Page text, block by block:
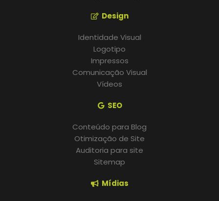
Design
Identidade Visual
Logotipo
Impressos
Comunicação Visual
Vídeos
SEO
Conteúdo para Blog
Otimização de Site
Auditoria para site
Sitemap
Mídias